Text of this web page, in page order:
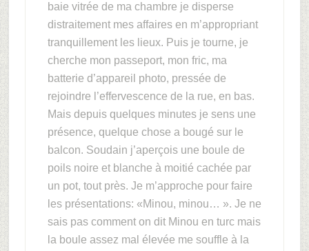
baie vitrée de ma chambre je disperse
distraitement mes affaires en m’appropriant
tranquillement les lieux. Puis je tourne, je
cherche mon passeport, mon fric, ma
batterie d’appareil photo, pressée de
rejoindre l’effervescence de la rue, en bas.
Mais depuis quelques minutes je sens une
présence, quelque chose a bougé sur le
balcon. Soudain j’aperçois une boule de
poils noire et blanche à moitié cachée par
un pot, tout près. Je m’approche pour faire
les présentations: «Minou, minou… ». Je ne
sais pas comment on dit Minou en turc mais
la boule assez mal élevée me souffle à la